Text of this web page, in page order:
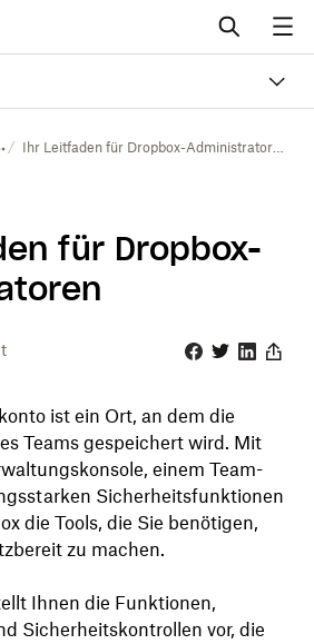
Ihr Leitfaden für Dropbox-Administratoren
für Dropbox-
ist ein Ort, an dem die
Teams gespeichert wird. Mit
einem Team-
Sicherheitsfunktionen
die Tools, die Sie benötigen,
zu machen.
Ihnen die Funktionen,
Sicherheitskontrollen vor, die